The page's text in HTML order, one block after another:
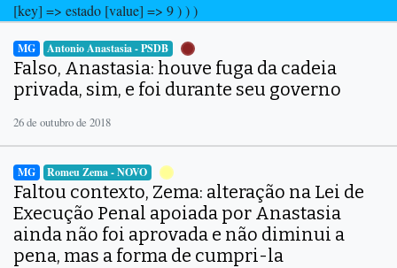
[key] => estado [value] => 9 ) ) )
MG Antonio Anastasia - PSDB
Falso, Anastasia: houve fuga da cadeia
privada, sim, e foi durante seu governo
26 de outubro de 2018
MG Romeu Zema - NOVO
Faltou contexto, Zema: alteração na Lei de
Execução Penal apoiada por Anastasia
ainda não foi aprovada e não diminui a
pena, mas a forma de cumpri-la